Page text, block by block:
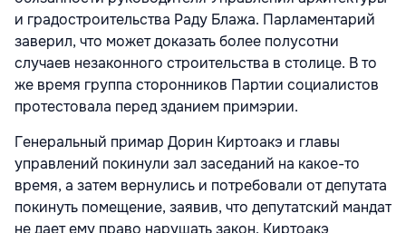
и градостроительства Раду Блажа. Парламентарий
заверил, что может доказать более полусотни
случаев незаконного строительства в столице. В то
же время группа сторонников Партии социалистов
протестовала перед зданием примэрии.
Генеральный примар Дорин Киртоакэ и главы
управлений покинули зал заседаний на какое-то
время, а затем вернулись и потребовали от депутата
покинуть помещение, заявив, что депутатский мандат
не дает ему право нарушать закон. Киртоакэ